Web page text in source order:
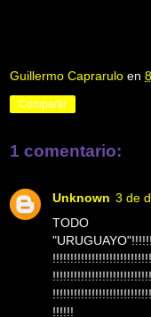
Guillermo Caprarulo en
Compartir
1 comentario:
Unknown 3 de
!!!!!!